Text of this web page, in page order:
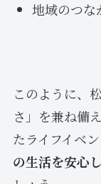
地域のつな
このように、
さ」を兼ね備
たライフイベ
の生活を安心